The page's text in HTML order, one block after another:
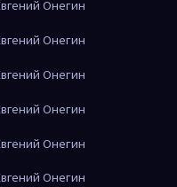
Онегин
Онегин
Онегин
Онегин
Онегин
Онегин